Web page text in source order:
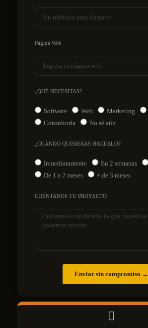
Página Web
¿QUÉ NECESITAS?
Software Web Marketing
Consultoría
No sé aún
¿CUÁNDO QUISIERAS HACERLO?
Inmediatamente En 2 semanas
De 1 a 2 meses
+ de 3 meses
CUÉNTANOS TU PROYECTO
Enviar sin compromiso →